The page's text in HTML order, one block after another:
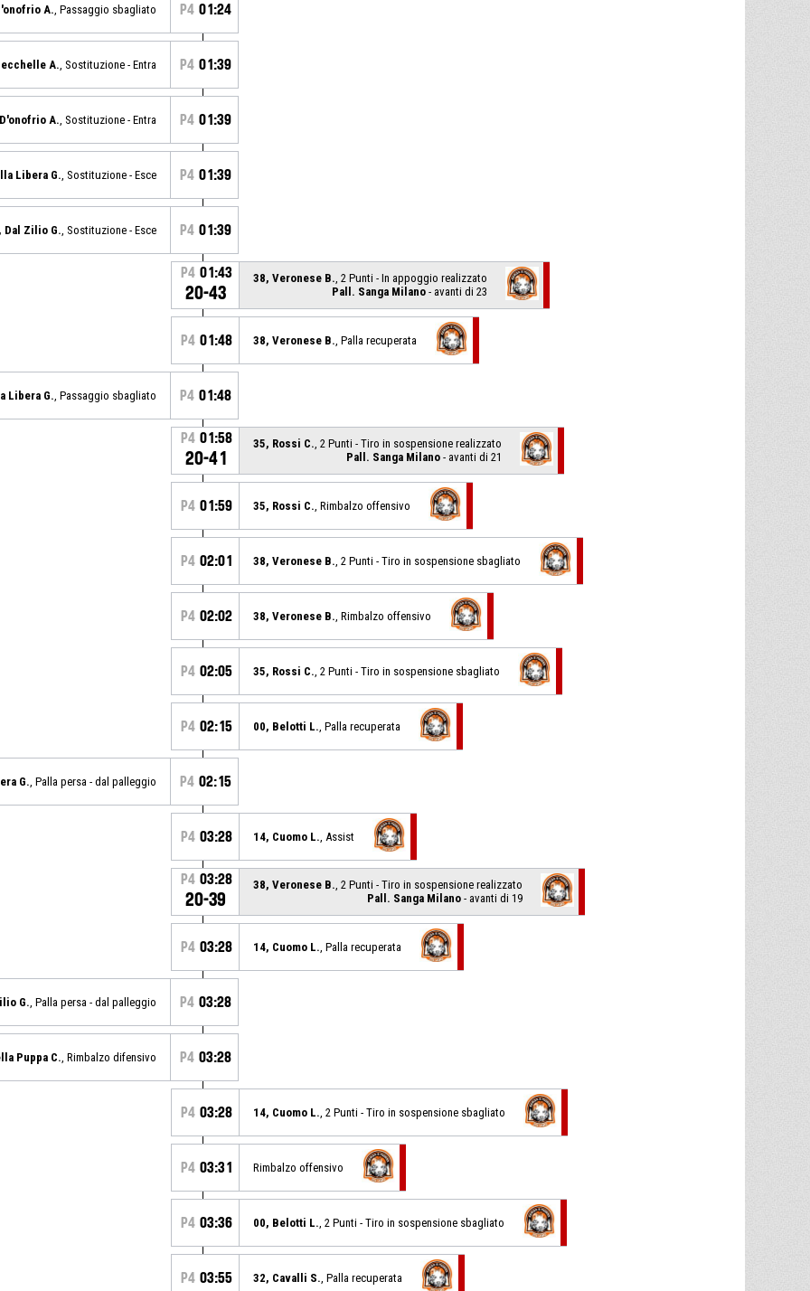
A. , Passaggio sbagliato P4 01:24
A. , Sostituzione - Entra P4 01:39
A. , Sostituzione - Entra P4 01:39
Libera G. , Sostituzione - Esce P4 01:39
Dal Zilio G. , Sostituzione - Esce P4 01:39
P4 01:43
20-43
38, Veronese B. , 2 Punti - In appoggio realizzato
Pall. Sanga Milano - avanti di 23
P4 01:48 38, Veronese B. , Palla recuperata
Libera G. , Passaggio sbagliato P4 01:48
P4 01:58
20-41
35, Rossi C. , 2 Punti - Tiro in sospensione realizzato
Pall. Sanga Milano - avanti di 21
P4 01:59 35, Rossi C. , Rimbalzo offensivo
P4 02:01 38, Veronese B. , 2 Punti - Tiro in sospensione sbagliato
P4 02:02 38, Veronese B. , Rimbalzo offensivo
P4 02:05 35, Rossi C. , 2 Punti - Tiro in sospensione sbagliato
P4 02:15 00, Belotti L. , Palla recuperata
G. , Palla persa - dal palleggio P4 02:15
P4 03:28 14, Cuomo L. , Assist
P4 03:28
20-39
38, Veronese B. , 2 Punti - Tiro in sospensione realizzato
Pall. Sanga Milano - avanti di 19
P4 03:28 14, Cuomo L. , Palla recuperata
G. , Palla persa - dal palleggio P4 03:28
Puppa C. , Rimbalzo difensivo P4 03:28
P4 03:28 14, Cuomo L. , 2 Punti - Tiro in sospensione sbagliato
P4 03:31 Rimbalzo offensivo
P4 03:36 00, Belotti L. , 2 Punti - Tiro in sospensione sbagliato
P4 03:55 32, Cavalli S. , Palla recuperata